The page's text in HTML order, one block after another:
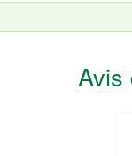
Avis